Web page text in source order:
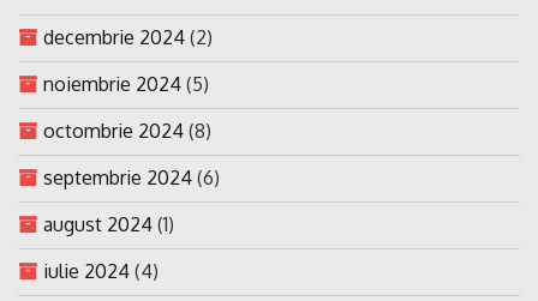
decembrie 2024 (2)
noiembrie 2024 (5)
octombrie 2024 (8)
septembrie 2024 (6)
august 2024 (1)
iulie 2024 (4)